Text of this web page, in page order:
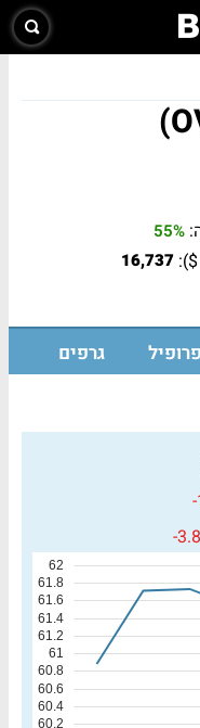
55%
16,737
פרופיל גרפים
-